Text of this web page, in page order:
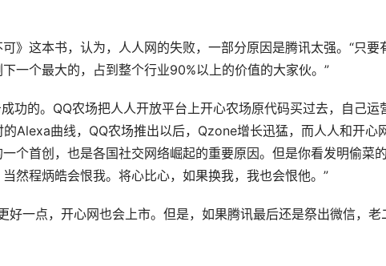
》这本书，认为，人人网的失败，一部分原因是腾讯太强。“只要
一个最大的，占到整个行业90%以上的价值的大家伙。”
功的。QQ农场把人人开放平台上开心农场原代码买过去，自己运
Alexa曲线，QQ农场推出以后，Qzone增长迅猛，而人人和开心
个首创，也是各国社交网络崛起的重要原因。但是你看发明偷菜
然程炳皓会恨我。将心比心，如果换我，我也会恨他。”
好一点，开心网也会上市。但是，如果腾讯最后还是祭出微信，老